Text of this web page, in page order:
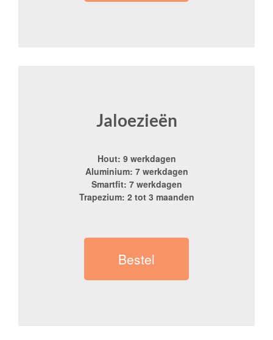
Jaloezieën
Hout: 9 werkdagen
Aluminium: 7 werkdagen
Smartfit: 7 werkdagen
Trapezium: 2 tot 3 maanden
Bestel